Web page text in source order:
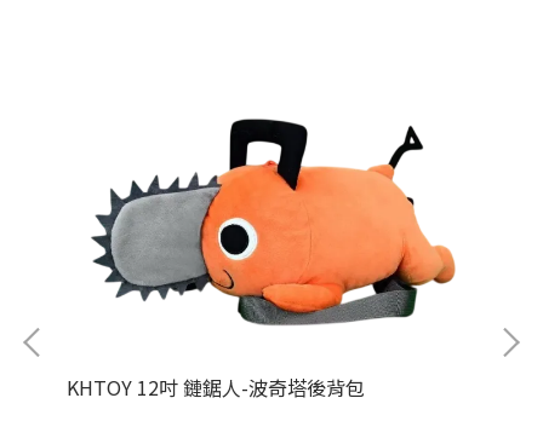
KHTOY 12吋 鏈鋸人-波奇塔後背包